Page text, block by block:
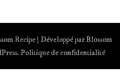
Recipe | Développé parBlossom
. Politique de confidentialité